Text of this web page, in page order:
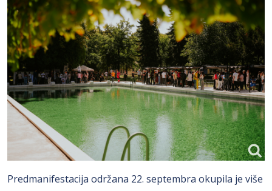
Predmanifestacija održana 22. septembra okupila je više